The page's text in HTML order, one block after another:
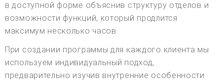
в доступной форме объяснив структуру отделов и
возможности функций, который продлится
максимум несколько часов.
При создании программы для каждого клиента мы
используем индивидуальный подход,
предварительно изучив внутренние особенности